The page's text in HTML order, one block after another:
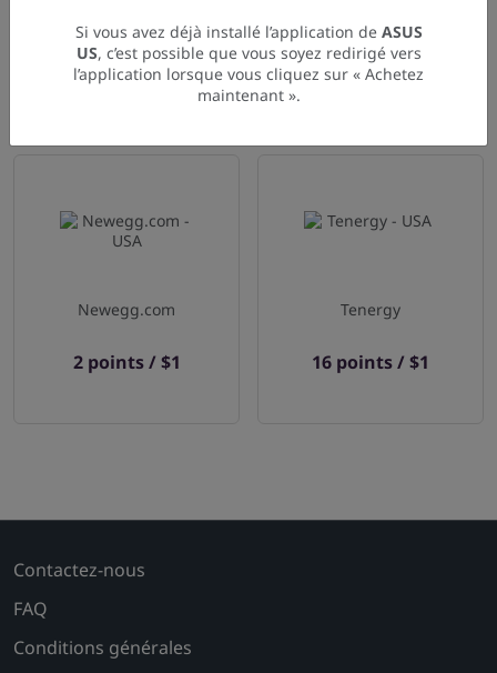
Samsung US
4 points / $1
Logitech
8 points / $1
Newegg.com
2 points / $1
Tenergy
16 points / $1
Contactez-nous
FAQ
Conditions générales
Si vous avez déjà installé l’application de ASUS
US, c’est possible que vous soyez redirigé vers
l’application lorsque vous cliquez sur « Achetez
maintenant ».